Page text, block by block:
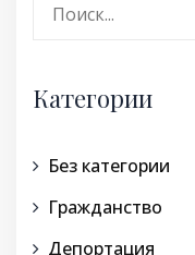
Категории
Без категории
Гражданство
Депортация